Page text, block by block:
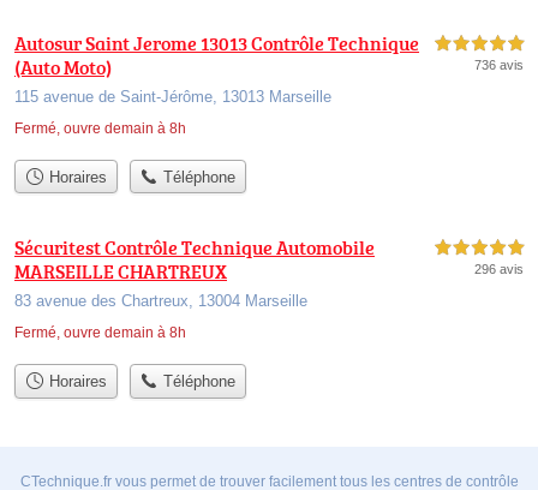
Autosur Saint Jerome 13013 Contrôle Technique
(Auto Moto)
115 avenue de Saint-Jérôme, 13013 Marseille
Fermé, ouvre demain à 8h
5,0 étoiles sur 5
736 avis
Horaires Téléphone
Sécuritest Contrôle Technique Automobile
MARSEILLE CHARTREUX
83 avenue des Chartreux, 13004 Marseille
Fermé, ouvre demain à 8h
5,0 étoiles sur 5
296 avis
Horaires Téléphone
CTechnique.fr vous permet de trouver facilement tous les centres de contrôle